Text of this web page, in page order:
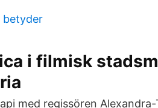
betyder
i filmisk
med regissören